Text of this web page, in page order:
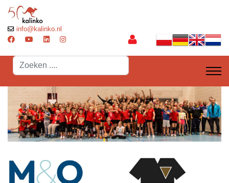
info@kalinko.nl
Search
...